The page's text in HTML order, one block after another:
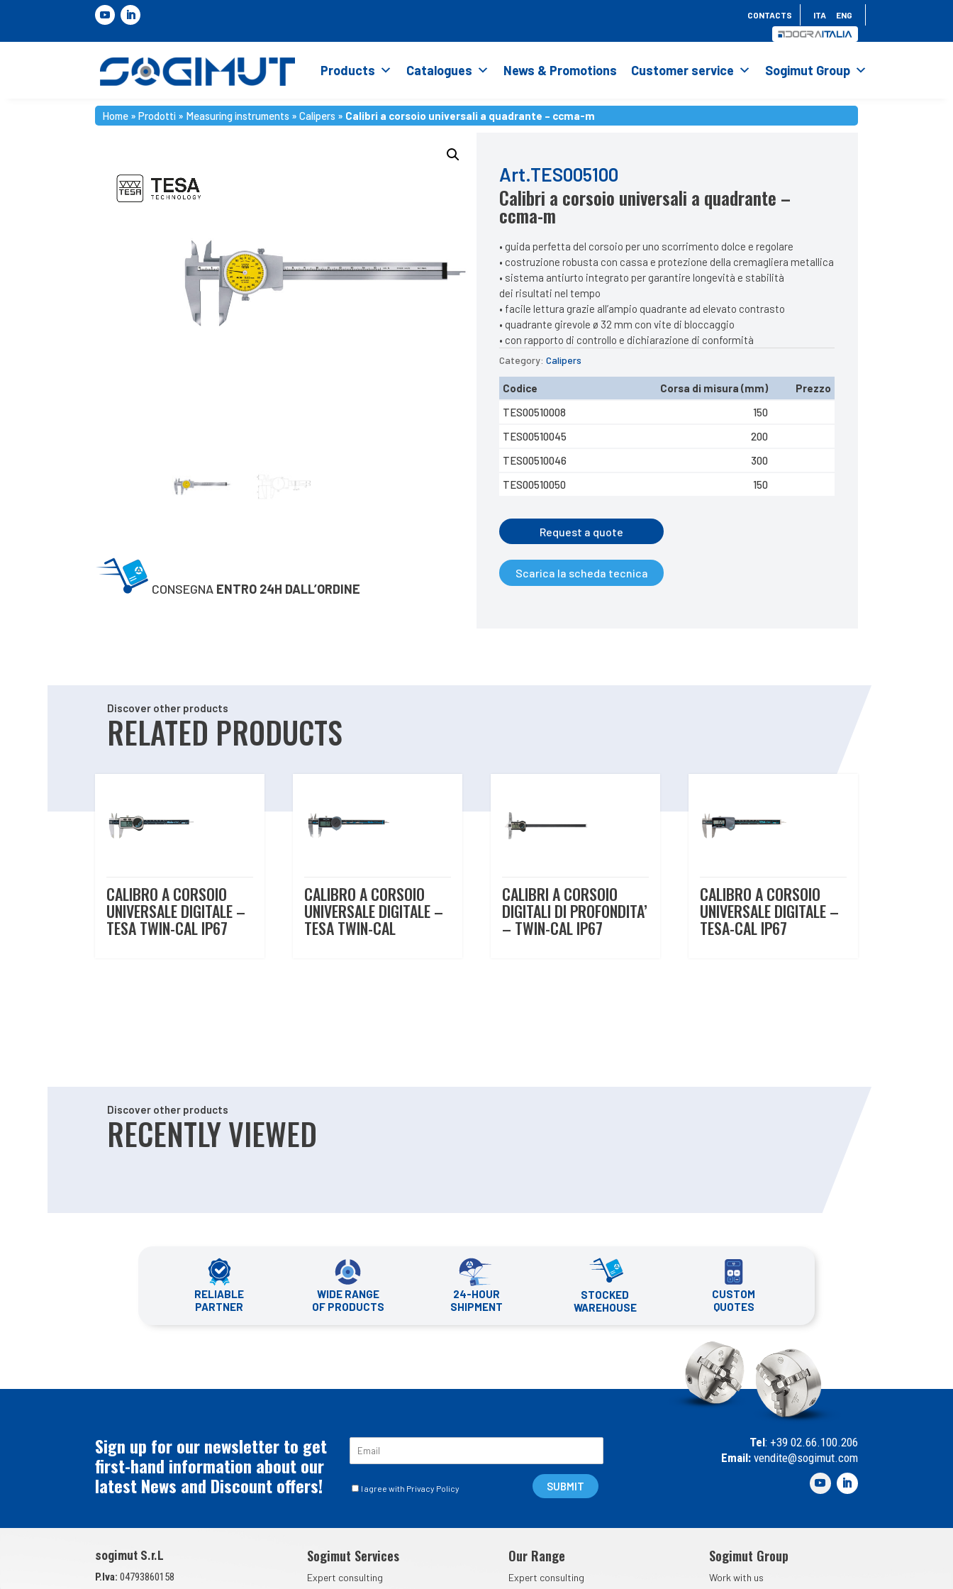
CONTACTS ITA ENG
Products Catalogues News & Promotions Customer service Sogimut Group
Home »Prodotti » Measuring instruments »Calipers » Calibri a corsoio universali a quadrante – ccma-m
Home »Prodotti » Measuring instruments »Calipers » Calibri a corsoio universali a quadrante – ccma-m
CONSEGNA ENTRO 24H DALL’ORDINE
Art.TES005100
Calibri a corsoio universali a quadrante –
ccma-m
• guida perfetta del corsoio per uno scorrimento dolce e regolare
• costruzione robusta con cassa e protezione della cremagliera metallica
• sistema antiurto integrato per garantire longevità e stabilità
dei risultati nel tempo
• facile lettura grazie all’ampio quadrante ad elevato contrasto
• quadrante girevole ø 32 mm con vite di bloccaggio
• con rapporto di controllo e dichiarazione di conformità
Category:Calipers
Codice Corsa di misura (mm)
Prezzo
TES00510008
150
TES00510045
200
TES00510046
300
TES00510050
150
Request a quote
Scarica la scheda tecnica
Discover other products
RELATED PRODUCTS
Related products
CALIBRO A CORSOIO
UNIVERSALE DIGITALE –
TESA TWIN-CAL IP67
CALIBRO A CORSOIO
UNIVERSALE DIGITALE –
TESA TWIN-CAL
CALIBRI A CORSOIO
DIGITALI DI PROFONDITA’
– TWIN-CAL IP67
CALIBRO A CORSOIO
UNIVERSALE DIGITALE –
TESA-CAL IP67
Discover other products
RECENTLY VIEWED
RELIABLE
PARTNER
WIDE RANGE
OF PRODUCTS
24-HOUR
SHIPMENT
STOCKED
WAREHOUSE
CUSTOM
QUOTES
Sign up for our newsletter to get
first-hand information about our
latest News and Discount offers!
C
e
l
d
I agree with Privacy Policy SUBMIT
Tel: +39 02.66.100.206
Email:vendite@sogimut.com
sogimut S.r.L
P.Iva: 04793860158
Sogimut Services
Expert consulting
Our Range
Expert consulting
Sogimut Group
Work with us